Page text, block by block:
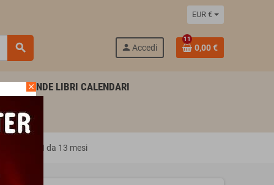
EUR €
search person Accedi
11
0,00 €
AGENDE LIBRI CALENDARI
LEGAMI da 13 mesi
close